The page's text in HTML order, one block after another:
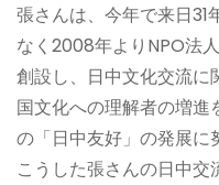
張さんは、今年で来日
なく2008年よりNPO法
創設し、日中文化交流に
国文化への理解者の増
の「日中友好」の発展に
こうした張さんの日中